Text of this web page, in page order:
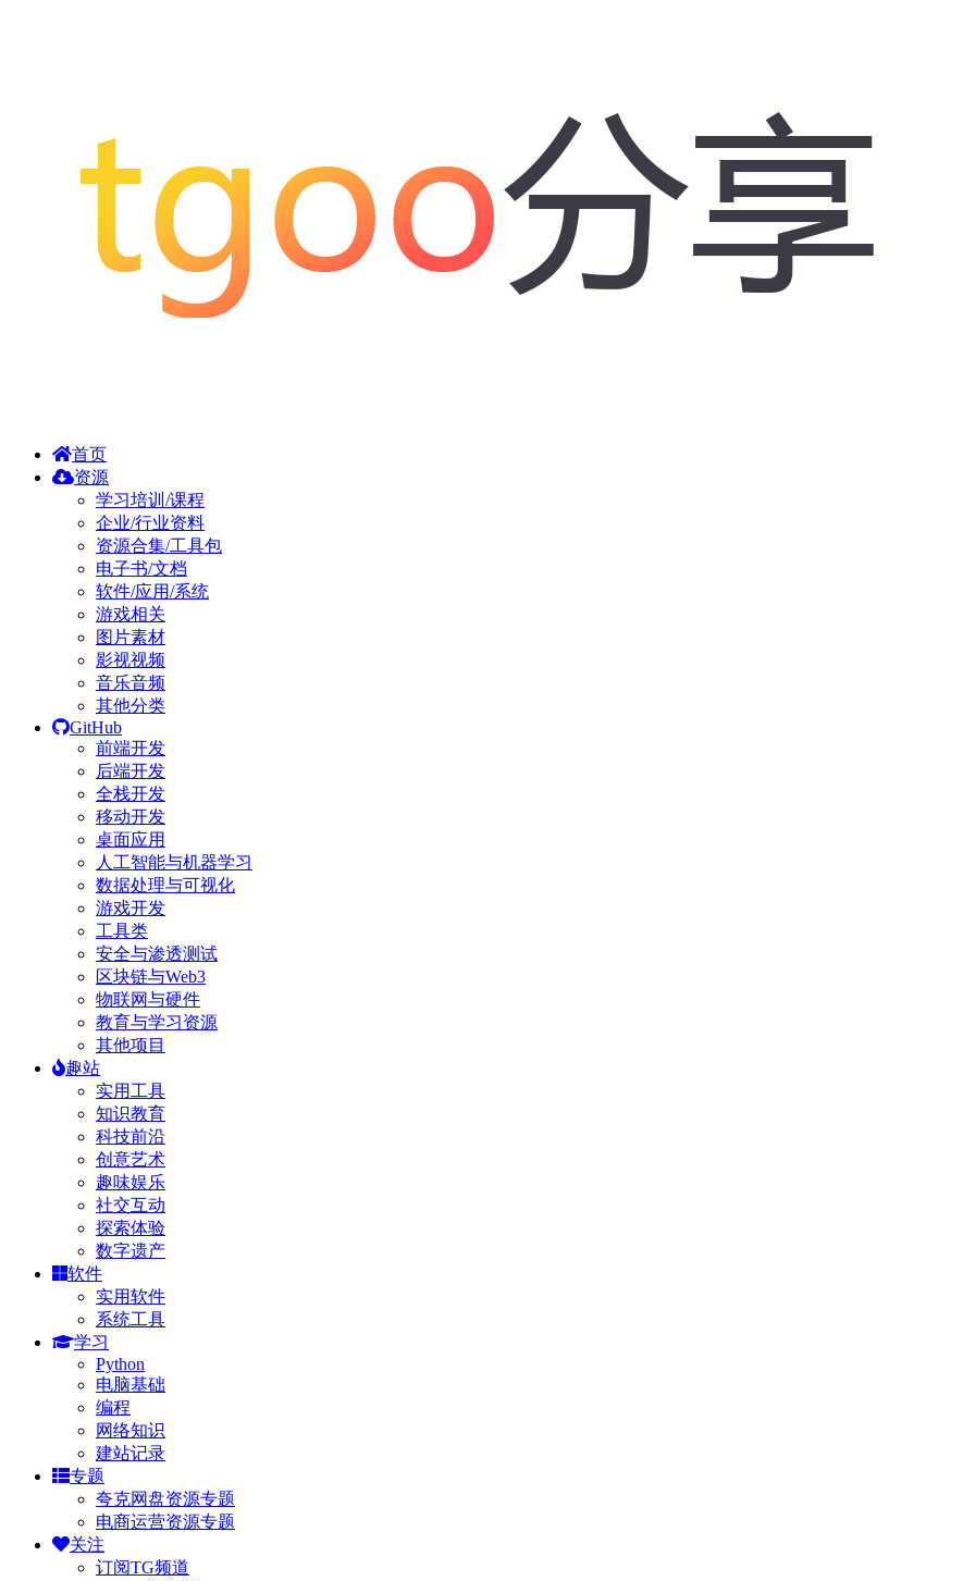
首页
资源
学习培训/课程
企业/行业资料
资源合集/工具包
电子书/文档
软件/应用/系统
游戏相关
图片素材
影视视频
音乐音频
其他分类
GitHub
前端开发
后端开发
全栈开发
移动开发
桌面应用
人工智能与机器学习
数据处理与可视化
游戏开发
工具类
安全与渗透测试
区块链与Web3
物联网与硬件
教育与学习资源
其他项目
趣站
实用工具
知识教育
科技前沿
创意艺术
趣味娱乐
社交互动
探索体验
数字遗产
软件
实用软件
系统工具
学习
Python
电脑基础
编程
网络知识
建站记录
专题
夸克网盘资源专题
电商运营资源专题
关注
订阅TG频道